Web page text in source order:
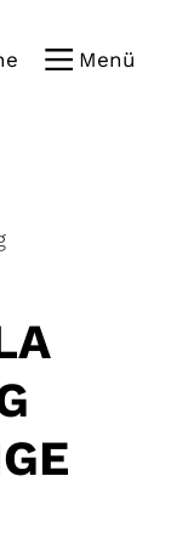
Menü